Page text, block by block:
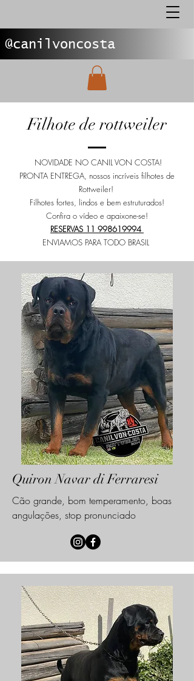
@canilvoncosta
Filhote de rottweiler
NOVIDADE NO CANIL VON COSTA!
PRONTA ENTREGA, nossos incríveis filhotes de
Rottweiler!
Filhotes fortes, lindos e bem estruturados!
Confira o vídeo e apaixone-se!
RESERVAS 11 998619994
ENVIAMOS PARA TODO BRASIL
Quiron Navar di Ferraresi
Cão grande, bom temperamento, boas
angulações, stop pronunciado